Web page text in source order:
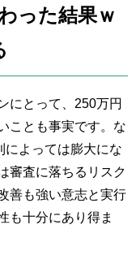
った結果ｗ
にとって、250万円
ことも事実です。な
によっては膨大にな
審査に落ちるリスク
善も強い意志と実行
も十分にあり得ま